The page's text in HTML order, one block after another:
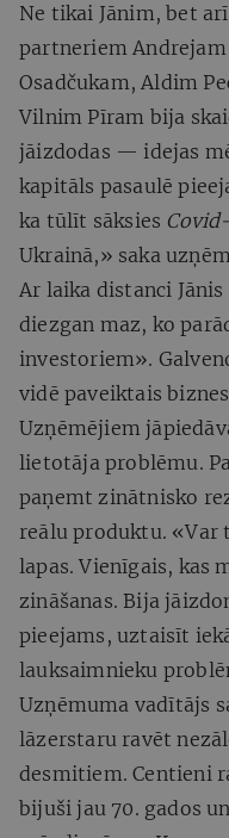
Ne tikai Jānim, bet
partneriem
Osadčukam, Aldim
Vilnim Pīram bija
jāizdodas — idejas
kapitāls pasaulē
ka tūlīt sāksies
Ukrainā,» saka
Ar laika distanci
diezgan maz, ko
investoriem».
vidē paveiktais
Uzņēmējiem
lietotāja problēmu.
paņemt zinātnisko
reālu produktu. «Var
lapas. Vienīgais, kas
zināšanas. Bija
pieejams, uztaisīt
lauksaimnieku
Uzņēmuma vadītājs
lāzerstaru ravēt
desmitiem. Centieni
bijuši jau 70. gados